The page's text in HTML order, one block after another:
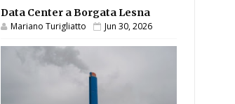
Data Center a Borgata Lesna
Mariano Turigliatto Jun 30, 2026